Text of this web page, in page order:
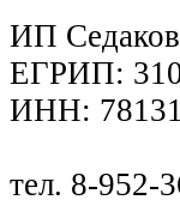
ИП
ЕГРИП:
ИНН:
тел. 8-952-